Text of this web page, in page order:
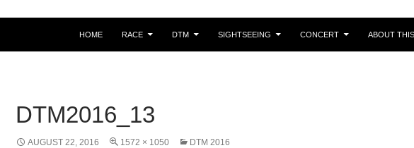
HOME RACE DTM SIGHTSEEING CONCERT ABOUT
DTM2016_13
AUGUST 22, 2016 1572 × 1050 DTM 2016